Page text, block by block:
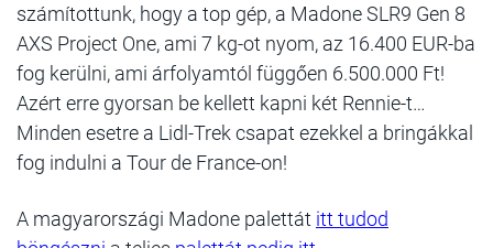
számítottunk, hogy a top gép, a Madone SLR9 Gen 8
AXS Project One, ami 7 kg-ot nyom, az 16.400 EUR-ba
fog kerülni, ami árfolyamtól függően 6.500.000 Ft!
Azért erre gyorsan be kellett kapni két Rennie-t…
Minden esetre a Lidl-Trek csapat ezekkel a bringákkal
fog indulni a Tour de France-on!
A magyarországi Madone palettát itt tudod